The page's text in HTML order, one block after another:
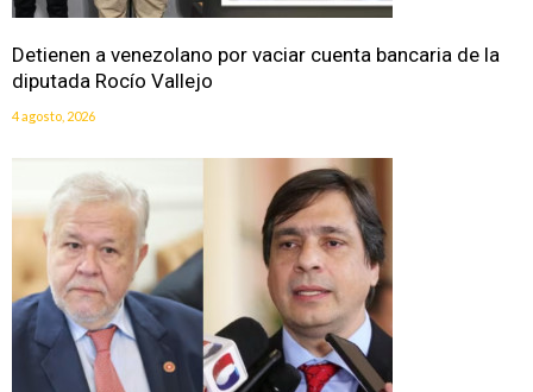
Detienen a venezolano por vaciar cuenta bancaria de la
diputada Rocío Vallejo
4 agosto, 2026